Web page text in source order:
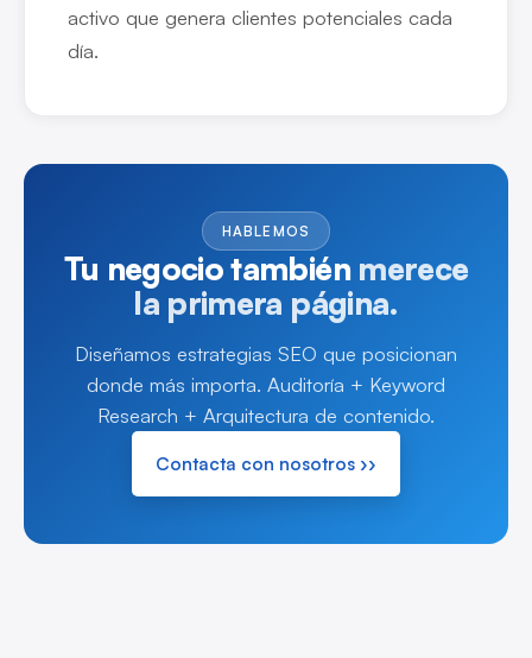
activo que genera clientes potenciales cada
día.
HABLEMOS
Tu negocio también merece
la primera página.
Diseñamos estrategias SEO que posicionan
donde más importa. Auditoría + Keyword
Research + Arquitectura de contenido.
Contacta con nosotros ››